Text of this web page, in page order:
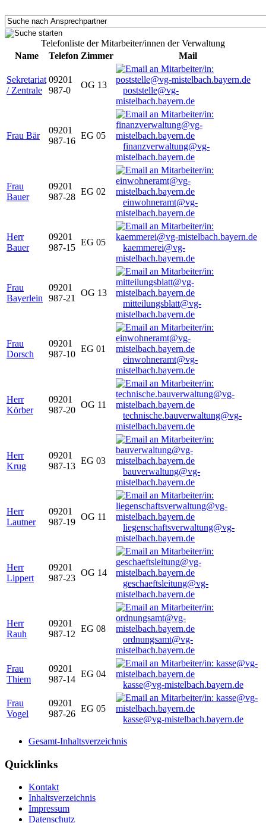
Telefonliste der Mitarbeiter/innen der Verwaltung
Name
Telefon Zimmer Mail
Sekretariat
/ Zentrale
09201
987-0
OG 13
poststelle@vg-
mistelbach.bayern.de
Frau Bär
09201
987-16
EG 05
finanzverwaltung@vg-
mistelbach.bayern.de
Frau
Bauer
09201
987-28
EG 02
einwohneramt@vg-
mistelbach.bayern.de
Herr
Bauer
09201
987-15
EG 05
kaemmerei@vg-
mistelbach.bayern.de
Frau
Bayerlein
09201
987-21
OG 13
mitteilungsblatt@vg-
mistelbach.bayern.de
Frau
Dorsch
09201
987-10
EG 01
einwohneramt@vg-
mistelbach.bayern.de
Herr
Körber
09201
987-20
OG 11
technische.bauverwaltung@vg-
mistelbach.bayern.de
Herr
Krug
09201
987-13
EG 03
bauverwaltung@vg-
mistelbach.bayern.de
Herr
Lautner
09201
987-19
OG 11
liegenschaftsverwaltung@vg-
mistelbach.bayern.de
Herr
Lippert
09201
987-23
OG 14
geschaeftsleitung@vg-
mistelbach.bayern.de
Herr
Rauh
09201
987-12
EG 08
ordnungsamt@vg-
mistelbach.bayern.de
Frau
Thiem
09201
987-14
EG 04
kasse@vg-mistelbach.bayern.de
Frau
Vogel
09201
987-26
EG 05
kasse@vg-mistelbach.bayern.de
Gesamt-Inhaltsverzeichnis
Quicklinks
Kontakt
Inhaltsverzeichnis
Impressum
Datenschutz